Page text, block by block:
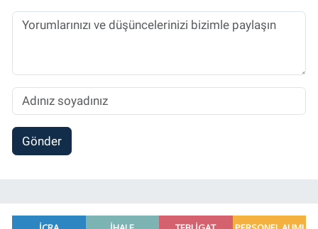
Sorumlu Haber Editörü' olarak devam
etmektedir.
Gönder